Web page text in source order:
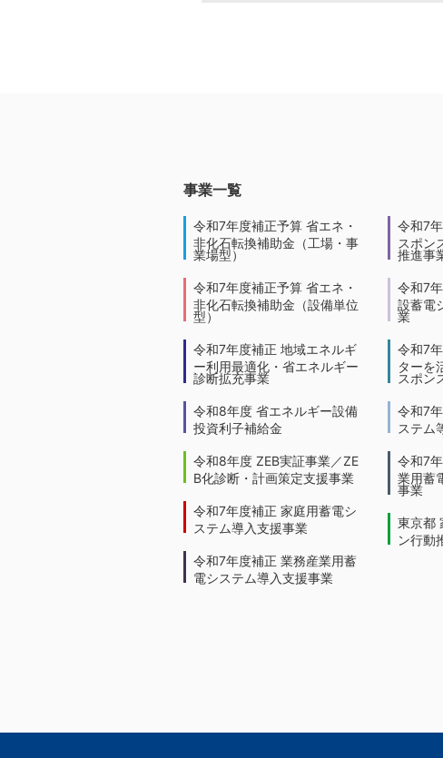
事業一覧
令和7年度補正予算 省エネ・
非化石転換補助金（工場・事
業場型）
令和7年度補正予算 省エネ・
非化石転換補助金（設備単位
型）
令和7年度補正 地域エネルギ
ー利用最適化・省エネルギー
診断拡充事業
令和8年度 省エネルギー設備
投資利子補給金
令和8年度 ZEB実証事業／ZE
B化診断・計画策定支援事業
令和7年度補正 家庭用蓄電シ
ステム導入支援事業
令和7年度補正 業務産業用蓄
電システム導入支援事業
令和7
スポン
推進事
令和7
設蓄電
業
令和7
ターを
スポン
令和7
ステム
令和7
業用蓄
事業
東京都
ン行動